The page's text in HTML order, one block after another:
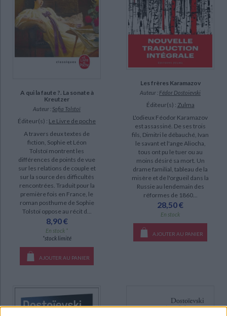
A qui la faute ?. La sonate à
Kreutzer
Auteur : Sofia Tolstoï
Éditeur(s) : Le Livre de poche
A travers deux textes de
fiction, Sophie et Léon
Tolstoï montrent les
différences de points de vue
sur les relations de couple et
sur la source des difficultés
rencontrées. Traduit pour la
première fois en France, le
roman posthume de Sophie
Tolstoï oppose au récit d...
8,90 €
En stock *
*stock limité
AJOUTER AU PANIER
Les frères Karamazov
Auteur : Fédor Dostoievski
Éditeur(s) : Zulma
L'odieux Féodor Karamazov
est assassiné. De ses trois
fils, Dimitri le débauché, Ivan
le savant et l'ange Aliocha,
tous ont pu le tuer ou au
moins désiré sa mort. Un
drame familial, tableau de la
misère et de l'orgueil dans la
Russie au lendemain des
réformes de 1860...
28,50 €
En stock
AJOUTER AU PANIER